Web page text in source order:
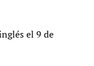
el 9 de